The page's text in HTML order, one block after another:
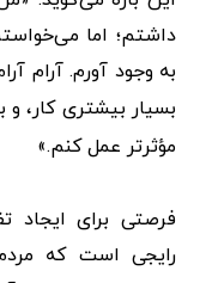
داشتم؛ اما
به وجود آورم. آرام
بسیار بیشتری کار،
مؤثرتر عمل کنم.»
فرصتی برای ایجاد
رایجی است که